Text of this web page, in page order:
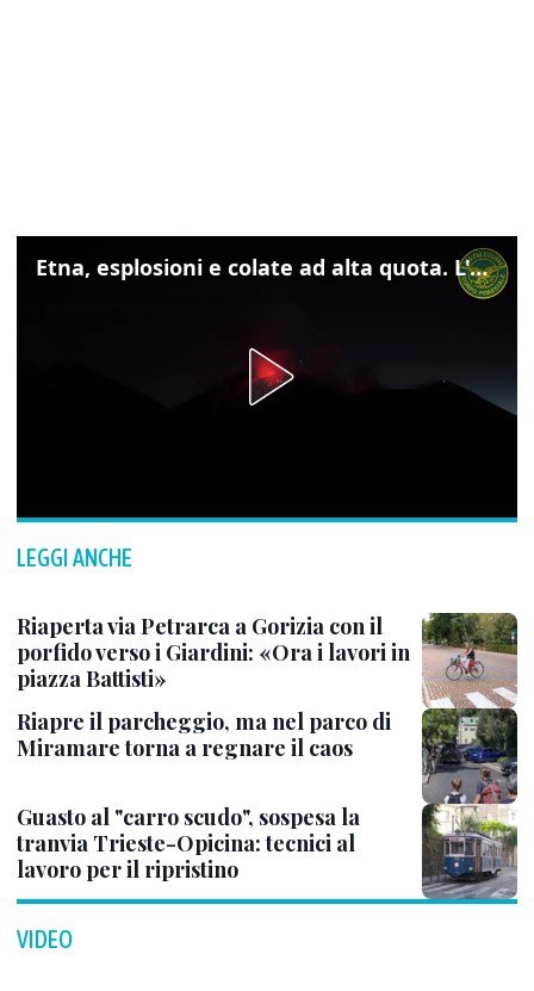
Etna, esplosioni e colate ad alta quota. L'aeroporto di Catania verso la normalità
LEGGI ANCHE
Riaperta via Petrarca a Gorizia con il
porfido verso i Giardini: «Ora i lavori in
piazza Battisti»
Riapre il parcheggio, ma nel parco di
Miramare torna a regnare il caos
Guasto al "carro scudo", sospesa la
tranvia Trieste-Opicina: tecnici al
lavoro per il ripristino
VIDEO